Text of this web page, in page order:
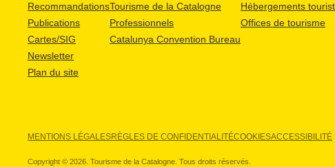
Recommandations
Publications
Cartes/SIG
Newsletter
Plan du site
Tourisme de la Catalogne
Professionnels
Catalunya Convention Bureau
Hébergements
Offices de tourisme
MENTIONS LÉGALESRÈGLES DE CONFIDENTIALITÉCOOKIESACCESSIBILITÉ
Copyright © 2026. Tourisme de la Catalogne. Tous droits réservés.